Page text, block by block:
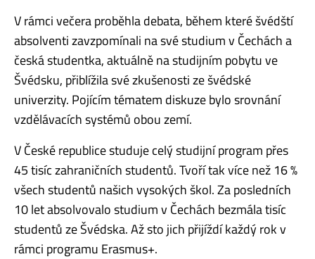
V rámci večera proběhla debata, během které švédští
absolventi zavzpomínali na své studium v Čechách a
česká studentka, aktuálně na studijním pobytu ve
Švédsku, přiblížila své zkušenosti ze švédské
univerzity. Pojícím tématem diskuze bylo srovnání
vzdělávacích systémů obou zemí.
V České republice studuje celý studijní program přes
45 tisíc zahraničních studentů. Tvoří tak více než 16 %
všech studentů našich vysokých škol. Za posledních
10 let absolvovalo studium v Čechách bezmála tisíc
studentů ze Švédska. Až sto jich přijíždí každý rok v
rámci programu Erasmus+.